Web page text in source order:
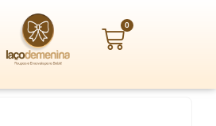
0
Carrinho